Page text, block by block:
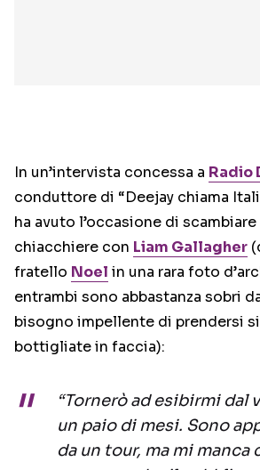
In un’intervista concessa a Radio
conduttore di “Deejay chiama
ha avuto l’occasione di
chiacchiere con Liam Gallagher
fratello Noel in una rara foto
entrambi sono abbastanza sobri
bisogno impellente di prendersi
bottigliate in faccia):
“Tornerò ad esibirmi dal
un paio di mesi. Sono
da un tour, ma mi manca